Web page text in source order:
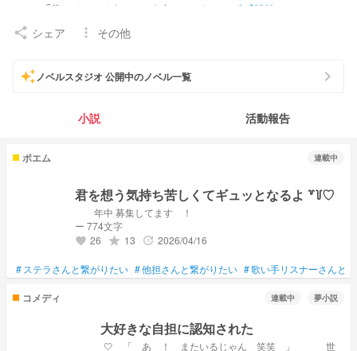
💤🍒🤍 ￤ ちょーかわいいいもうとㄘゃん user/tnQXkV+
share シェア more_vert その他
auto_awesomeノベルスタジオ 公開中のノベル一覧 chevron_right
小説 活動報告
ポエム 連載中
君を想う気持ち苦しくてギュッとなるよ ꒷꒦‪‪♡
年中 募集してます ！
ー 774文字
favorite 26 grade 13 update 2026/04/16
# ステラさんと繋がりたい #他担さんと繋がりたい #歌い手リスナーさんと
コメディ 連載中 夢小説
大好きな自担に認知された
🤍 「 あ ！ またいるじゃん 笑笑 」 世